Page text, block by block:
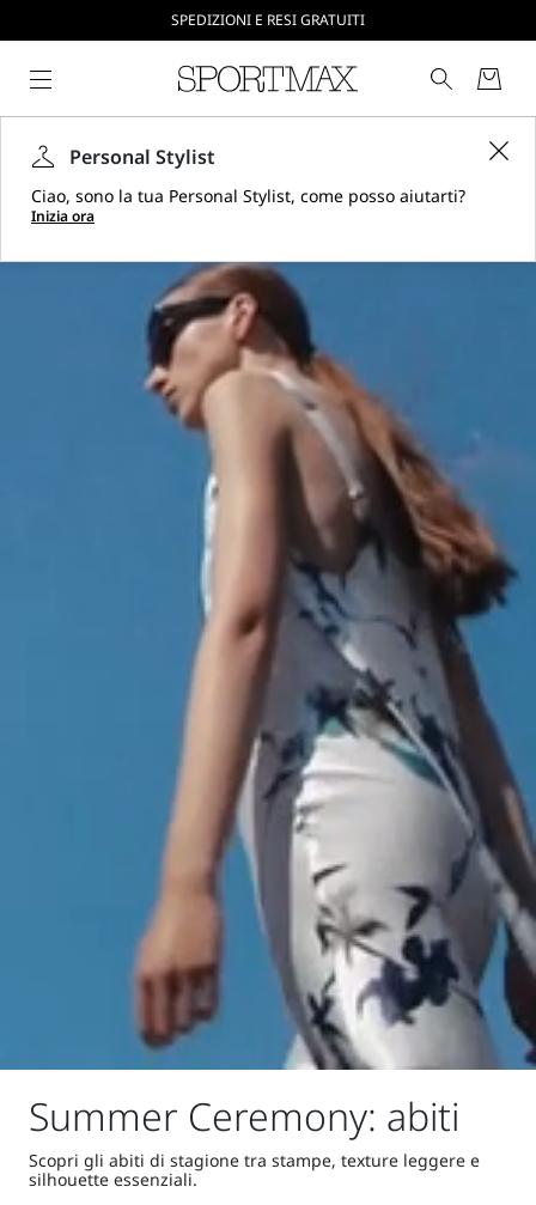
CREA IL TUO ACCOUNT SU SPORTMAX.COM
SPEDIZIONI E RESI GRATUITI
Sportmax
Summer Ceremony: abiti
Scopri gli abiti di stagione tra stampe, texture leggere e
silhouette essenziali.
Personal Stylist
Ciao, sono la tua Personal Stylist, come posso aiutarti?
Inizia ora